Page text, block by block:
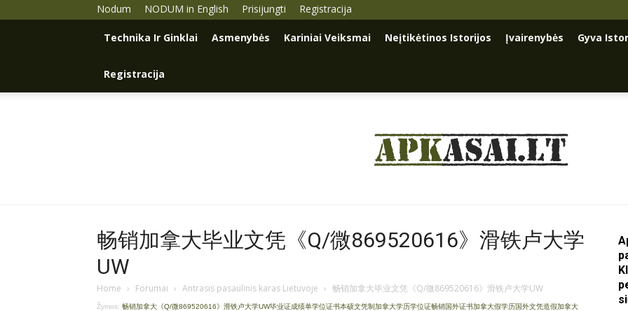
Nodum NODUM in English Prisijungti Registracija
Technika Ir Ginklai Asmenybės Kariniai Veiksmai Neįtikėtinos Istorijos Įvairenybės Gyva
Registracija
畅销加拿大毕业文凭《Q/微869520616》滑铁卢大学
UW
Home › Forumai › Antrasis pasaulinis karas Lietuvoje › 畅销加拿大毕业文凭《Q/微869520616》滑铁卢大学UW
Žymos: 畅销加拿大《Q/微869520616》滑铁卢大学UW毕业证成绩单学位证书本硕文凭制加拿大学历学位证畅销国外证书加拿大假学历国外文凭造假加拿大